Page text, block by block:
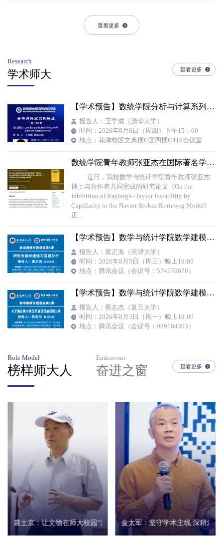
查看更多
Research
学术师大 查看更多
【学术预告】数统学院分析与计算系列讲座第108讲：Large data...
报告人：王学成（清华大学）
时间：2026年8月6日（周四）下午15：00
地点：花津校区文典楼C区四楼C410会议室
数统学院青年教师张亚杰在国际著名学术期刊《Mathematische A...
近日，我校数学与统计学院青年教师张亚杰
博士与合作者共同完成的研究论文《On the
Inhibition of Rayleigh–Taylor Instability by
Capillarity in the Navier-Stokes-Korteweg Model》
正...
【学术预告】数学与统计学院数学建模专题讲座第5讲：研究生数...
报告人：黄正海（天津大学）
时间：2026年8月5日（周三）晚上19:00
地点：腾讯会议（会议号：574579670）
【学术预告】数学与统计学院数学建模专题讲座第3讲：关于跳台...
报告人：蔡志杰（复旦大学）
时间：2026年8月3日（周一）晚上19:00
地点：腾讯会议（会议号：989104303）
Role Model
榜样师大人
Endeavour
奋进之窗 查看更多
裘士京：让文物在师大校园“活... 金太军：坚守学术主线 深耕治理
【科研硕果】宛俊勇：《传统文... 【科研硕果】马陵合：《近代英